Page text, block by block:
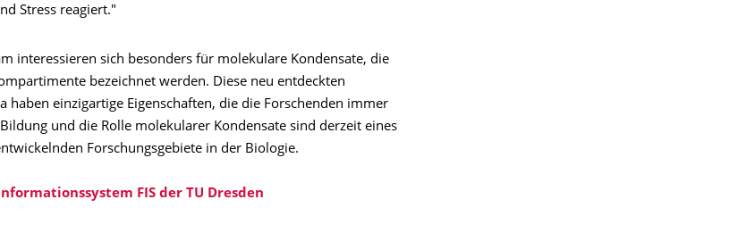
Stress reagiert."
interessieren sich besonders für molekulare Kondensate, die
bezeichnet werden. Diese neu entdeckten
haben einzigartige Eigenschaften, die die Forschenden immer
und die Rolle molekularer Kondensate sind derzeit eines
Forschungsgebiete in der Biologie.
FIS der TU Dresden